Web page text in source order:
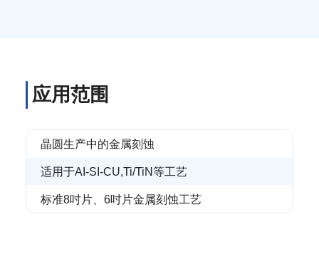
应用范围
晶圆生产中的金属刻蚀
适用于AI-SI-CU,Ti/TiN等工艺
标准8吋片、6吋片金属刻蚀工艺